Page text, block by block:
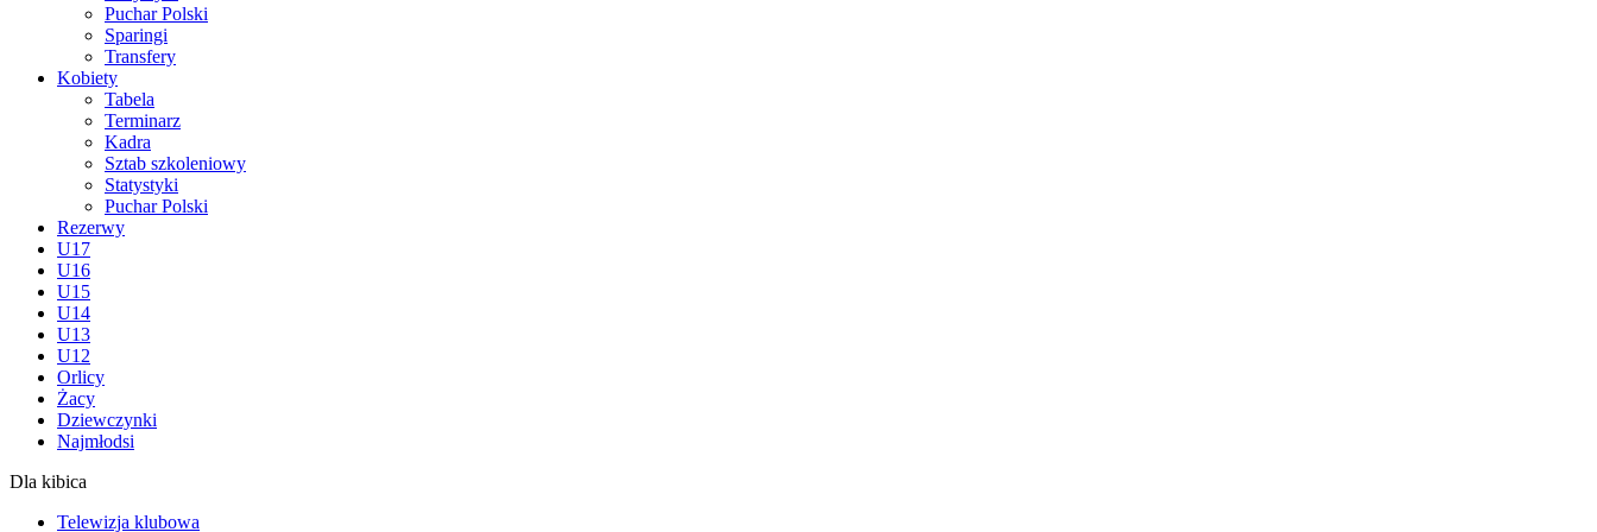
Puchar Polski
Sparingi
Transfery
Kobiety
Tabela
Terminarz
Kadra
Sztab szkoleniowy
Statystyki
Puchar Polski
Rezerwy
U17
U16
U15
U14
U13
U12
Orlicy
Żacy
Dziewczynki
Najmłodsi
Dla kibica
Telewizja klubowa